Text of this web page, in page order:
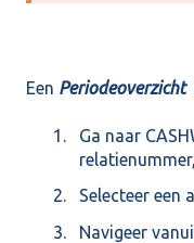
Een Periodeoverzicht
Ga naar
Selecteer een
Navigeer